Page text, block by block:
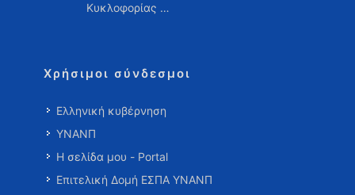
Κυκλοφορίας …
Χρήσιμοι σύνδεσμοι
Ελληνική κυβέρνηση
ΥΝΑΝΠ
Η σελίδα μου - Portal
Επιτελική Δομή ΕΣΠΑ ΥΝΑΝΠ